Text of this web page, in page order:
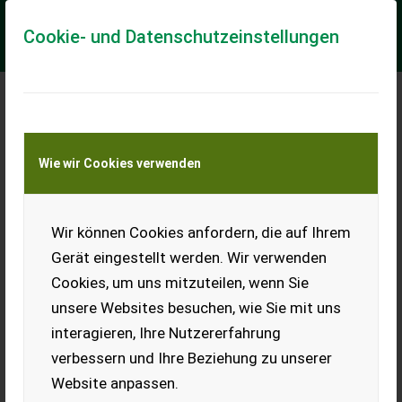
Cookie- und Datenschutzeinstellungen
Wie wir Cookies verwenden
Wir können Cookies anfordern, die auf Ihrem
Gerät eingestellt werden. Wir verwenden
Cookies, um uns mitzuteilen, wenn Sie
unsere Websites besuchen, wie Sie mit uns
interagieren, Ihre Nutzererfahrung
verbessern und Ihre Beziehung zu unserer
Website anpassen.
Schlang&Reichart SR 1100 Aktion
EUR 48.433 inkl. 19% MwSt
Jetzt Finanzierungsangebot